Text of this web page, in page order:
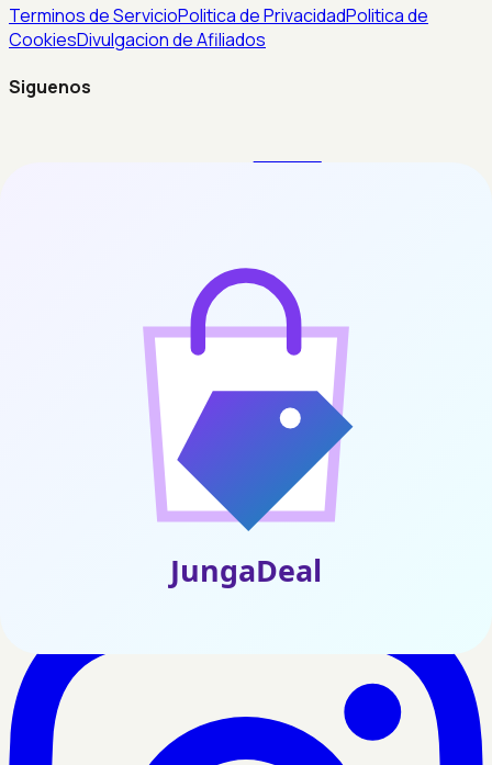
Terminos de ServicioPolitica de PrivacidadPolitica de
CookiesDivulgacion de Afiliados
Siguenos